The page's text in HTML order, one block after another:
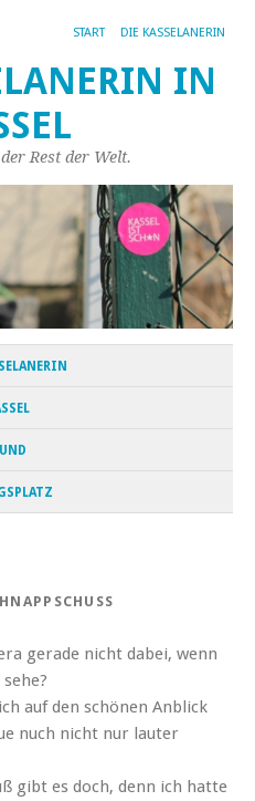
START DIE KASSELANERIN
IN
Rest der Welt.
gerade nicht dabei, wenn
auf den schönen Anblick
nuch nicht nur lauter
gibt es doch, denn ich hatte